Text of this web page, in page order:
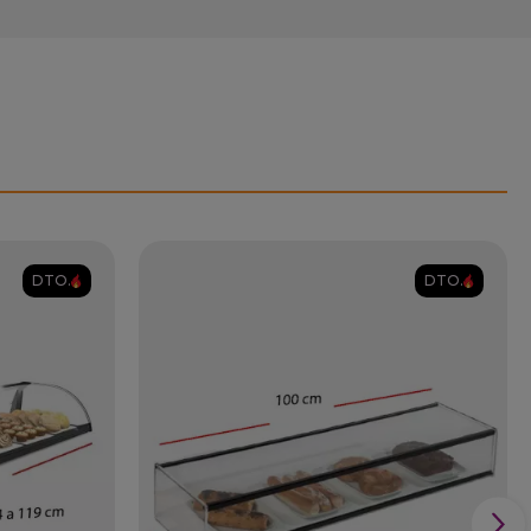
DTO. DTO.